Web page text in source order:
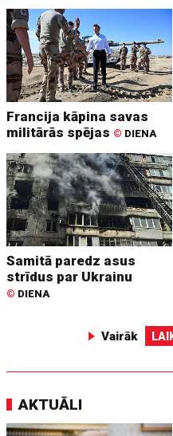
Francija kāpina savas
militārās spējas © DIENA
Samitā paredz asus
strīdus par Ukrainu
© DIENA
Vairāk
AKTUĀLI